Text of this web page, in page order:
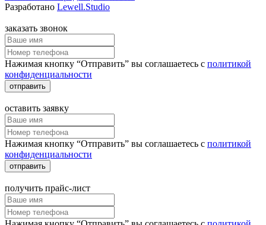
Разработано Lewell.Studio
заказать звонок
Нажимая кнопку “Отправить” вы соглашаетесь с политикой
конфиденциальности
отправить
оставить заявку
Нажимая кнопку “Отправить” вы соглашаетесь с политикой
конфиденциальности
отправить
получить прайс-лист